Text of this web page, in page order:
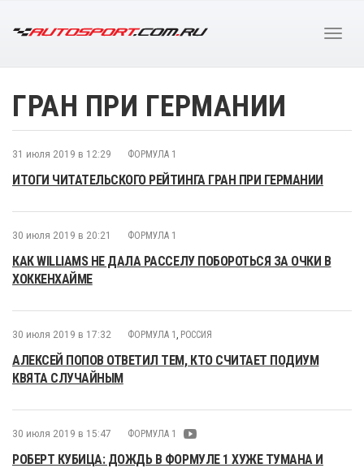
ГРАН ПРИ ГЕРМАНИИ
31 июля 2019 в 12:29 ФОРМУЛА 1
ИТОГИ ЧИТАТЕЛЬСКОГО РЕЙТИНГА ГРАН ПРИ ГЕРМАНИИ
30 июля 2019 в 20:21 ФОРМУЛА 1
КАК WILLIAMS НЕ ДАЛА РАССЕЛУ ПОБОРОТЬСЯ ЗА ОЧКИ В
ХОККЕНХАЙМЕ
30 июля 2019 в 17:32 ФОРМУЛА 1 , РОССИЯ
АЛЕКСЕЙ ПОПОВ ОТВЕТИЛ ТЕМ, КТО СЧИТАЕТ ПОДИУМ
КВЯТА СЛУЧАЙНЫМ
30 июля 2019 в 15:47 ФОРМУЛА 1
РОБЕРТ КУБИЦА: ДОЖДЬ В ФОРМУЛЕ 1 ХУЖЕ ТУМАНА И